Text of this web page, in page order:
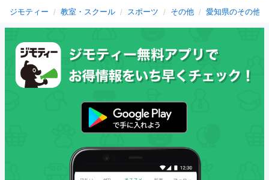
ジモティー 教室・スクール スポーツ その他 愛知県のその他